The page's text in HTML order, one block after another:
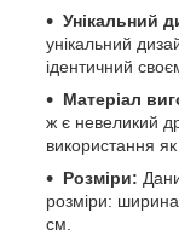
Унікальний
унікальний
ідентичний
Матеріал
ж є невеликий
використання як
Розміри:
розміри:
см.